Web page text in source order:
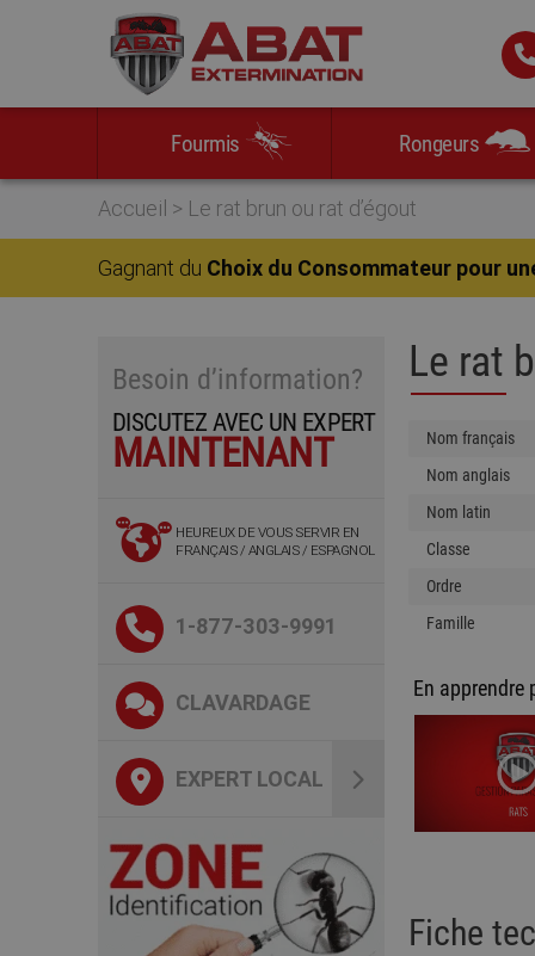
Fourmis Rongeurs
Gagnant du Choix du Consommateur pour
Accueil > Le rat brun ou rat d’égout
Le rat
Nom français
Nom anglais
Nom latin
Classe
Ordre
Famille
En apprendre
Fiche
Besoin d’information?
DISCUTEZ AVEC UN EXPERT
MAINTENANT
HEUREUX DE VOUS SERVIR EN
FRANÇAIS / ANGLAIS / ESPAGNOL
1-877-303-9991
CLAVARDAGE
EXPERT LOCAL